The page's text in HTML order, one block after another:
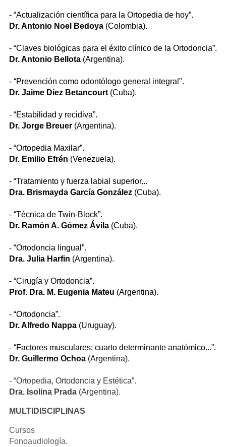
- “Actualización científica para la Ortopedia de hoy”.
Dr. Antonio Noel Bedoya (Colombia).
- “Claves biológicas para el éxito clínico de la Ortodoncia”.
Dr. Antonio Bellota (Argentina).
- “Prevención como odontólogo general integral".
Dr. Jaime Diez Betancourt (Cuba).
- “Estabilidad y recidiva”.
Dr. Jorge Breuer (Argentina).
- “Ortopedia Maxilar”.
Dr. Emilio Efrén (Venezuela).
- “Tratamiento y fuerza labial superior...
Dra. Brismayda García González (Cuba).
- “Técnica de Twin-Block”.
Dr. Ramón A. Gómez Ávila (Cuba).
- “Ortodoncia lingual”.
Dra. Julia Harfin (Argentina).
- “Cirugía y Ortodoncia”.
Prof. Dra. M. Eugenia Mateu (Argentina).
- “Ortodoncia”.
Dr. Alfredo Nappa (Uruguay).
- “Factores musculares: cuarto determinante anatómico...”.
Dr. Guillermo Ochoa (Argentina).
- “Ortopedia, Ortodoncia y Estética”.
Dra. Isolina Prada (Argentina).
MULTIDISCIPLINAS
Cursos
Fonoaudiología.